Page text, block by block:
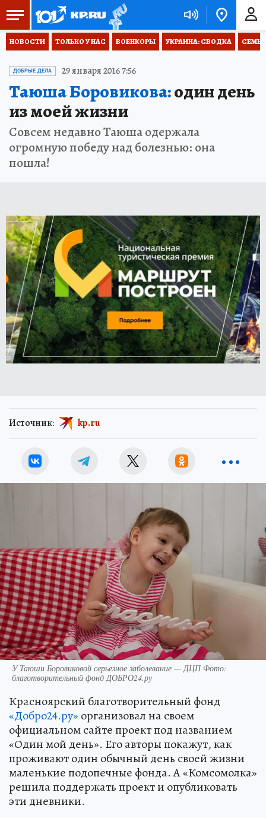
НОВОСТИ ТОЛЬКО У НАС ВОЕНКОРЫ УКРАИНА: СВОДКА
ДОБРЫЕ ДЕЛА 29 января 2016 7:56
Таюша Боровикова:один день
из моей жизни
Совсем недавно Таюша одержала
огромную победу над болезнью: она
пошла!
Источник: kp.ru
У Таюши Боровиковой серьезное заболевание — ДЦП Фото:
благотворительный фонд ДОБРО24.ру
Красноярский благотворительный фонд
«Добро24.ру» организовал на своем
официальном сайте проект под названием
«Один мой день». Его авторы покажут, как
проживают один обычный день своей жизни
маленькие подопечные фонда. А «Комсомолка»
решила поддержать проект и опубликовать
эти дневники.